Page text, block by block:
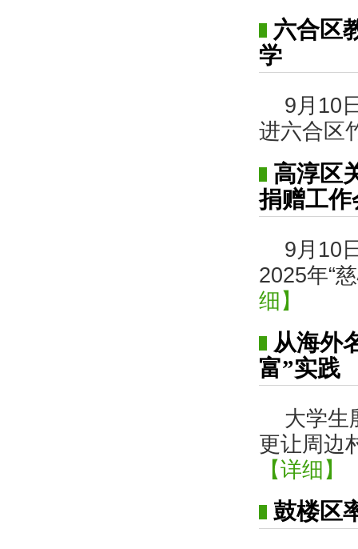
六合区
学
9月10
进六合区
高淳区
捐赠工作
9月10
2025年“
细】
从海外
富”实践
大学生
更让周边
【详细】
鼓楼区